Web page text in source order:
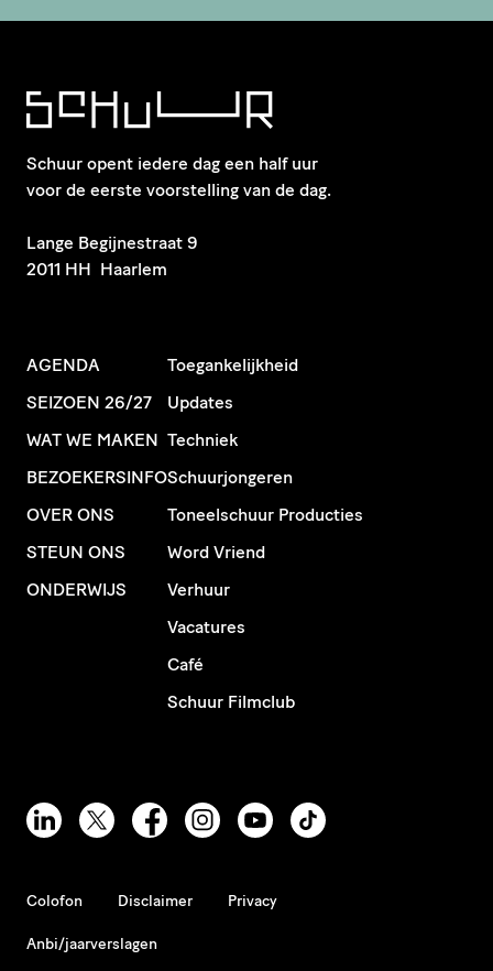
Schuur opent iedere dag een half uur
voor de eerste voorstelling van de dag.
​Lange Begijnestraat 9
2011 HH Haarlem
AGENDA
SEIZOEN 26/27
WAT WE MAKEN
BEZOEKERSINFO
OVER ONS
STEUN ONS
ONDERWIJS
Toegankelijkheid
Updates
Techniek
Schuurjongeren
Toneelschuur Producties
Word Vriend
Verhuur
Vacatures
Café
Schuur Filmclub
Colofon Disclaimer Privacy
Anbi/jaarverslagen